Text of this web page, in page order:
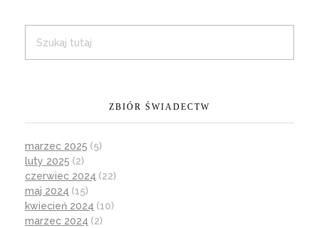
ZBIÓR ŚWIADECTW
marzec 2025 (5)
luty 2025 (2)
czerwiec 2024 (22)
maj 2024 (15)
kwiecień 2024 (10)
marzec 2024 (2)